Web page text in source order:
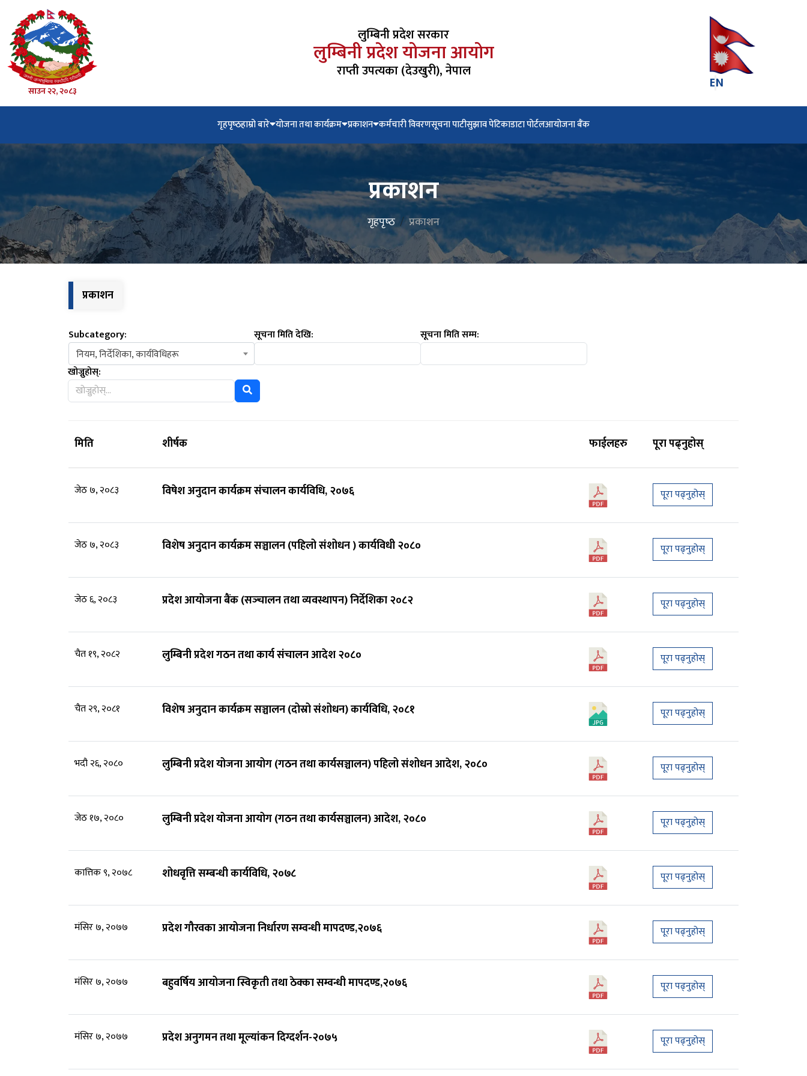
साउन २२, २०८३
लुम्बिनी प्रदेश सरकार
लुम्बिनी प्रदेश योजना आयोग
राप्ती उपत्यका (देउखुरी), नेपाल
EN
गृहपृष्‍ठहाम्रो बारे योजना तथा कार्यक्रम प्रकाशन कर्मचारी विवरणसूचना पाटीसुझाव पेटिकाडाटा पोर्टलआयोजना बैंक
प्रकाशन
गृहपृष्‍ठ प्रकाशन
प्रकाशन
Subcategory:
नियम, निर्देशिका, कार्यविधिहरू
सूचना मिति देखि: सूचना मिति सम्म:
खोज्नुहोस्:
मिति शीर्षक फाईलहरु पूरा पढ्नुहोस्
जेठ ७, २०८३ विषेश अनुदान कार्यक्रम संचालन कार्यविधि, २०७६ पूरा पढ्नुहोस्
जेठ ७, २०८३ विशेष अनुदान कार्यक्रम सञ्चालन (पहिलो संशोधन ) कार्यविधी २०८० पूरा पढ्नुहोस्
जेठ ६, २०८३ प्रदेश आयोजना बैंक (सञ्‍चालन तथा व्यवस्थापन) निर्देशिका २०८२ पूरा पढ्नुहोस्
चैत १९, २०८२ लुम्बिनी प्रदेश गठन तथा कार्य संचालन आदेश २०८० पूरा पढ्नुहोस्
चैत २९, २०८१ विशेष अनुदान कार्यक्रम सञ्चालन (दोस्रो संशोधन) कार्यविधि, २०८१ पूरा पढ्नुहोस्
भदौ २६, २०८० लुम्बिनी प्रदेश योजना आयोग (गठन तथा कार्यसञ्चालन) पहिलो संशोधन आदेश, २०८० पूरा पढ्नुहोस्
जेठ १७, २०८० लुम्बिनी प्रदेश योजना आयोग (गठन तथा कार्यसञ्चालन) आदेश, २०८० पूरा पढ्नुहोस्
कात्तिक ९, २०७८ शोधवृत्ति सम्बन्धी कार्यविधि, २०७८ पूरा पढ्नुहोस्
मंसिर ७, २०७७ प्रदेश गौरवका आयोजना निर्धारण सम्वन्धी मापदण्ड,२०७६ पूरा पढ्नुहोस्
मंसिर ७, २०७७ बहुवर्षिय आयोजना स्विकृती तथा ठेक्का सम्वन्धी मापदण्ड,२०७६ पूरा पढ्नुहोस्
मंसिर ७, २०७७ प्रदेश अनुगमन तथा मूल्यांकन दिग्दर्शन-२०७५ पूरा पढ्नुहोस्